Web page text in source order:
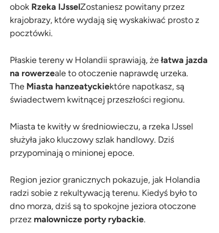
obok Rzeka IJsselZostaniesz powitany przez
krajobrazy, które wydają się wyskakiwać prosto z
pocztówki.
Płaskie tereny w Holandii sprawiają, żełatwa jazda
na rowerzeale to otoczenie naprawdę urzeka.
The Miasta hanzeatyckiektóre napotkasz, są
świadectwem kwitnącej przeszłości regionu.
Miasta te kwitły w średniowieczu, a rzeka IJssel
służyła jako kluczowy szlak handlowy. Dziś
przypominają o minionej epoce.
Region jezior granicznych pokazuje, jak Holandia
radzi sobie z rekultywacją terenu. Kiedyś było to
dno morza, dziś są to spokojne jeziora otoczone
przez malownicze porty rybackie.